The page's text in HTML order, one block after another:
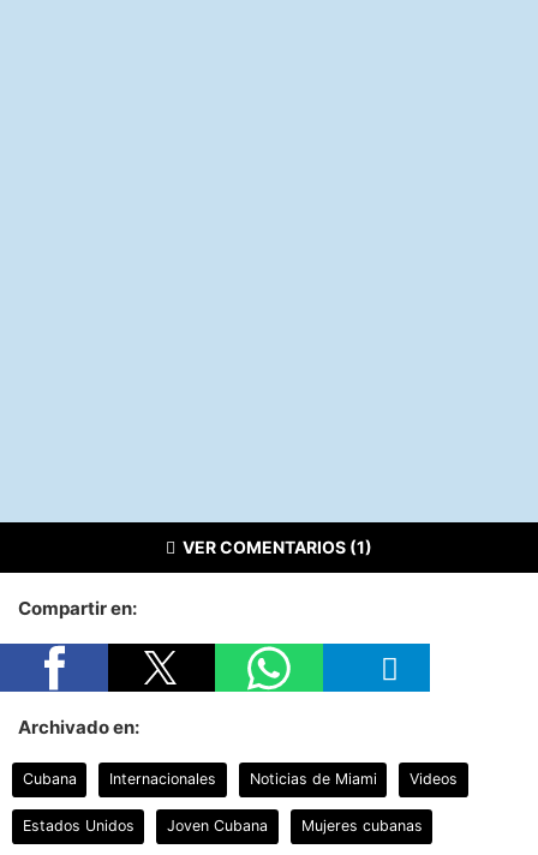
VER COMENTARIOS (1)
Compartir en:
Archivado en:
Cubana Internacionales Noticias de Miami Videos
Estados Unidos Joven Cubana Mujeres cubanas